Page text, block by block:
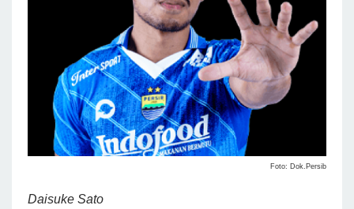
Foto: Dok.Persib
Daisuke Sato